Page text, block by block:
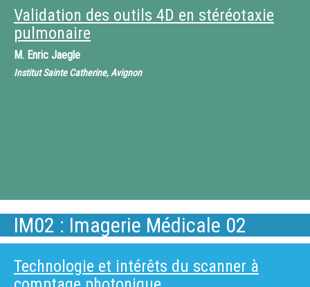
Validation des outils 4D en stéréotaxie
pulmonaire
M. Enric Jaegle
Institut Sainte Catherine, Avignon
IM02 : Imagerie Médicale 02
Technologie et intérêts du scanner à